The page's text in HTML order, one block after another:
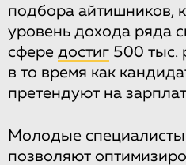
подбора айтишников,
уровень дохода ряда
сфере достиг 500 тыс.
в то время как
претендуют на
Молодые специалисты
позволяют